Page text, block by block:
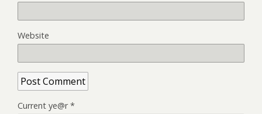
Website
Current ye@r*